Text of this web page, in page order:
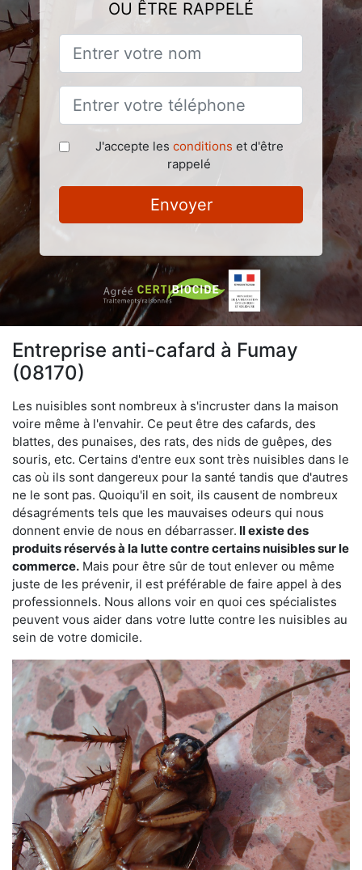
OU ÊTRE RAPPELÉ
J'accepte les conditions et d'être
rappelé
Envoyer
Entreprise anti-cafard à Fumay
(08170)
Les nuisibles sont nombreux à s'incruster dans la maison
voire même à l'envahir. Ce peut être des cafards, des
blattes, des punaises, des rats, des nids de guêpes, des
souris, etc. Certains d'entre eux sont très nuisibles dans le
cas où ils sont dangereux pour la santé tandis que d'autres
ne le sont pas. Quoiqu'il en soit, ils causent de nombreux
désagréments tels que les mauvaises odeurs qui nous
donnent envie de nous en débarrasser. Il existe des
produits réservés à la lutte contre certains nuisibles sur le
commerce. Mais pour être sûr de tout enlever ou même
juste de les prévenir, il est préférable de faire appel à des
professionnels. Nous allons voir en quoi ces spécialistes
peuvent vous aider dans votre lutte contre les nuisibles au
sein de votre domicile.